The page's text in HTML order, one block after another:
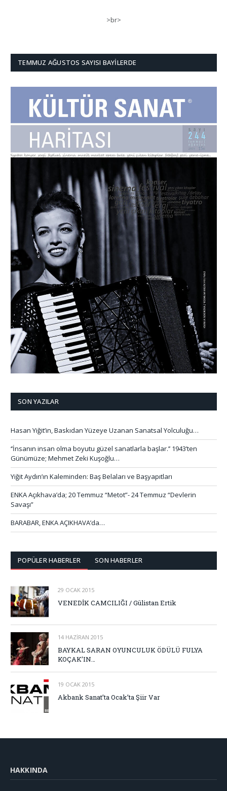
>br>
TEMMUZ AĞUSTOS SAYISI BAYILERDE
SON YAZILAR
Hasan Yiğit’in, Baskıdan Yüzeye Uzanan Sanatsal Yolculuğu…
‘’İnsanın insan olma boyutu güzel sanatlarla başlar.’’ 1943’ten
Günümüze; Mehmet Zeki Kuşoğlu…
Yiğit Aydın’ın Kaleminden: Baş Belaları ve Başyapıtları
ENKA Açıkhava’da; 20 Temmuz “Metot”- 24 Temmuz “Devlerin
Savaşı”
BARABAR, ENKA AÇIKHAVA’da…
POPÜLER HABERLER SON HABERLER
29 OCAK 2015
VENEDİK CAMCILIĞI / Gülistan Ertik
14 HAZIRAN 2015
BAYKAL SARAN OYUNCULUK ÖDÜLÜ FULYA
KOÇAK’IN…
19 OCAK 2015
Akbank Sanat’ta Ocak’ta Şiir Var
HAKKINDA